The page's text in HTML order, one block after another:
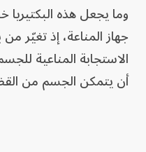
وما يجعل هذه
جهاز المناعة، إذ تغيّر
الاستجابة المناعية
أن يتمكن الجسم من